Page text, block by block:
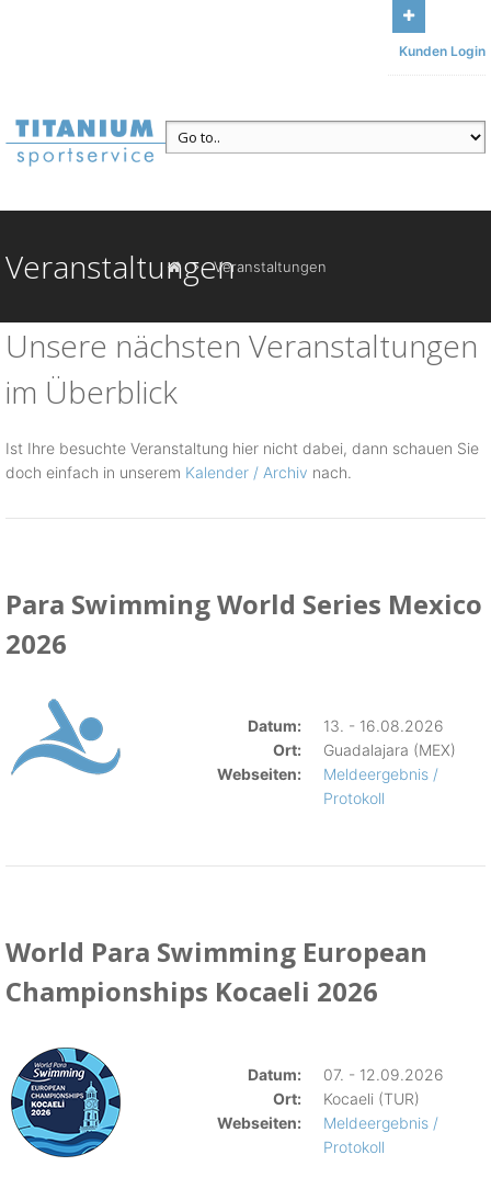
Unser Büro: Am Sonnenbühl 13,
Kunden Login
VeranstaltungenVeranstaltungen
Unsere nächsten Veranstaltungen
im Überblick
Ist Ihre besuchte Veranstaltung hier nicht dabei, dann schauen Sie
doch einfach in unserem Kalender / Archiv nach.
Para Swimming World Series Mexico
2026
Datum:
13. - 16.08.2026
Ort:
Guadalajara (MEX)
Webseiten:
Meldeergebnis /
Protokoll
World Para Swimming European
Championships Kocaeli 2026
Datum:
07. - 12.09.2026
Ort:
Kocaeli (TUR)
Webseiten:
Meldeergebnis /
Protokoll